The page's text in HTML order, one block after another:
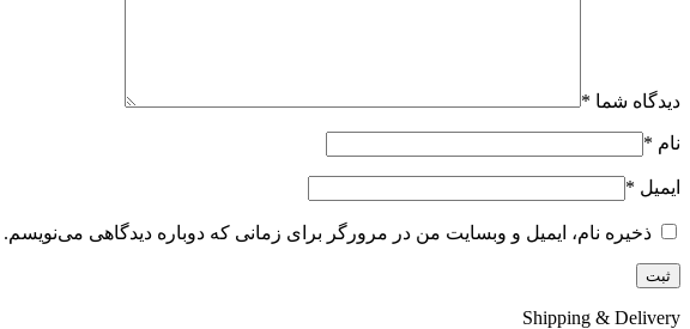
دیدگاه شما *
نام *
ایمیل *
ذخیره نام، ایمیل و وبسایت من در مرورگر برای زمانی که دوباره دیدگاهی می‌نویسم.
Shipping & Delivery